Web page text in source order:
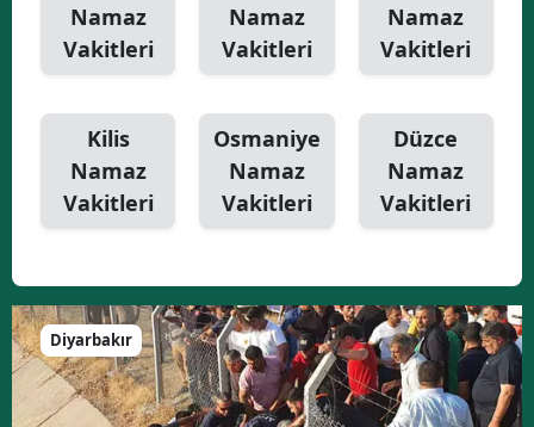
Namaz
Vakitleri
Namaz
Vakitleri
Namaz
Vakitleri
Kilis
Namaz
Vakitleri
Osmaniye
Namaz
Vakitleri
Düzce
Namaz
Vakitleri
Diyarbakır